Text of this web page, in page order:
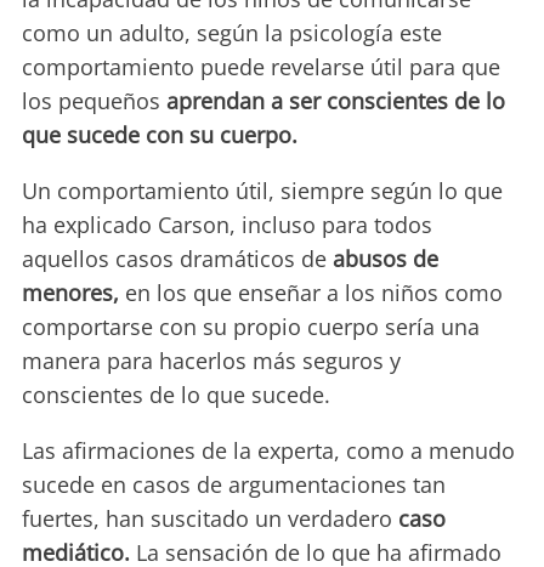
como un adulto, según la psicología este
comportamiento puede revelarse útil para que
los pequeños aprendan a ser conscientes de lo
que sucede con su cuerpo.
Un comportamiento útil, siempre según lo que
ha explicado Carson, incluso para todos
aquellos casos dramáticos de abusos de
menores, en los que enseñar a los niños como
comportarse con su propio cuerpo sería una
manera para hacerlos más seguros y
conscientes de lo que sucede.
Las afirmaciones de la experta, como a menudo
sucede en casos de argumentaciones tan
fuertes, han suscitado un verdadero caso
mediático. La sensación de lo que ha afirmado